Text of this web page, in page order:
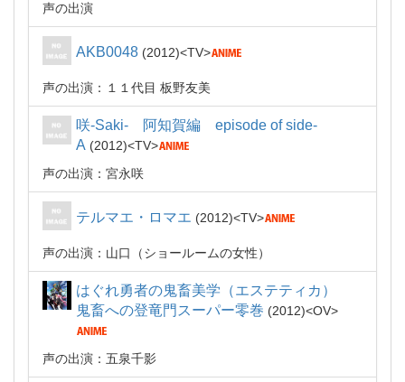
声の出演
AKB0048 2012 TV
声の出演：１１代目 板野友美
咲-Saki- 阿知賀編 episode of side-
A
2012
TV
声の出演：宮永咲
テルマエ・ロマエ 2012 TV
声の出演：山口（ショールームの女性）
はぐれ勇者の鬼畜美学（エステティカ）
鬼畜への登竜門スーパー零巻
2012 OV
声の出演：五泉千影